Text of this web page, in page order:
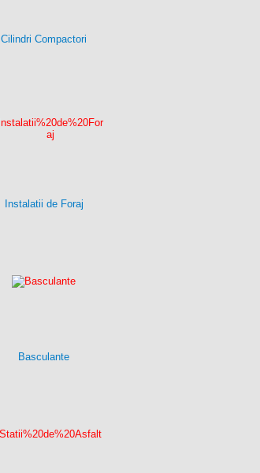
Cilindri Compactori
Instalatii de Foraj
Basculante